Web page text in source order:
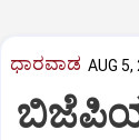
ಧಾರವಾಡ AUG